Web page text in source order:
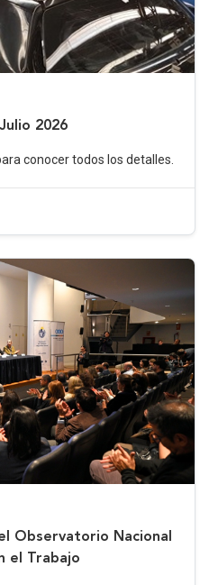
2026
conocer todos los detalles.
Observatorio Nacional
el Trabajo